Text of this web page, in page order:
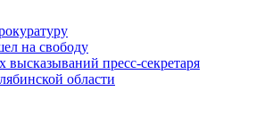
на свободу
высказываний пресс-секретаря
области